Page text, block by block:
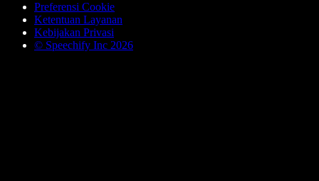
Preferensi Cookie
Ketentuan Layanan
Kebijakan Privasi
© Speechify Inc 2026